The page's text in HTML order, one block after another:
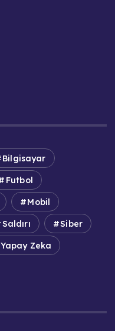
Bilgisayar
Futbol
Mobil
Saldırı Siber
Yapay Zeka